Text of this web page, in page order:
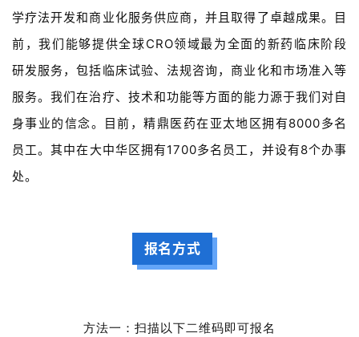
学疗法开发和商业化服务供应商，并且取得了卓越成果。目
前，我们能够提供全球CRO领域最为全面的新药临床阶段
研发服务，包括临床试验、法规咨询，商业化和市场准入等
服务。我们在治疗、技术和功能等方面的能力源于我们对自
身事业的信念。目前，精鼎医药在亚太地区拥有8000多名
员工。其中在大中华区拥有1700多名员工，并设有8个办事
处。
报名方式
方法一：扫描以下二维码即可报名